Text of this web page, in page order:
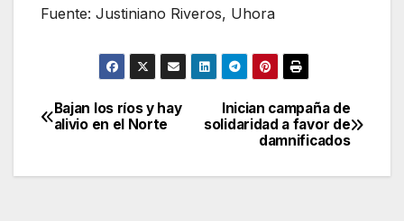
Fuente: Justiniano Riveros, Uhora
Navegación
Inician campaña de
solidaridad a favor de
damnificados
Bajan los ríos y hay
alivio en el Norte